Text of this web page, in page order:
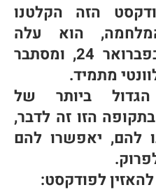
הזה הקלטנו
הוא עלה
בפברואר 24, ומסתבר
מתמיד.
ביותר של
הזו זה לדבר,
להם, יאפשרו להם
להאזין לפודקסט: